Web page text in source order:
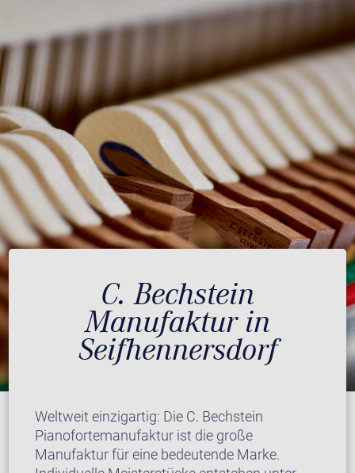
C. Bechstein
Manufaktur in
Seifhennersdorf
Weltweit einzigartig: Die C. Bechstein
Pianofortemanufaktur ist die große
Manufaktur für eine bedeutende Marke.